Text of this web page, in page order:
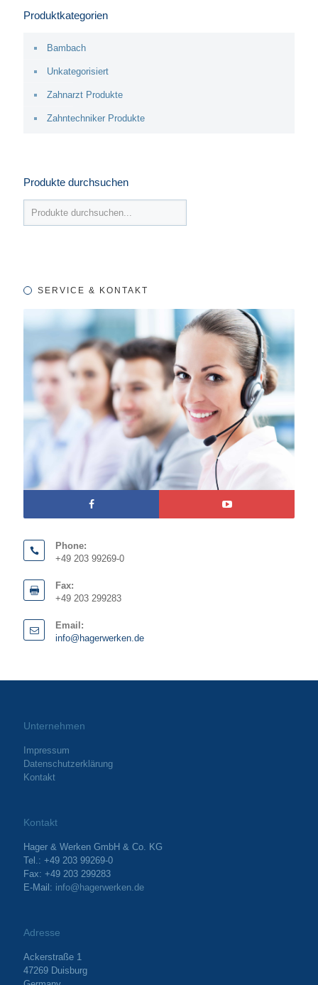
Produktkategorien
Bambach
Unkategorisiert
Zahnarzt Produkte
Zahntechniker Produkte
Produkte durchsuchen
SERVICE & KONTAKT
Phone:
+49 203 99269-0
Fax:
+49 203 299283
Email:
info@hagerwerken.de
Unternehmen
Impressum
Datenschutzerklärung
Kontakt
Kontakt
Hager & Werken GmbH & Co. KG
Tel.: +49 203 99269-0
Fax: +49 203 299283
E-Mail: info@hagerwerken.de
Adresse
Ackerstraße 1
47269 Duisburg